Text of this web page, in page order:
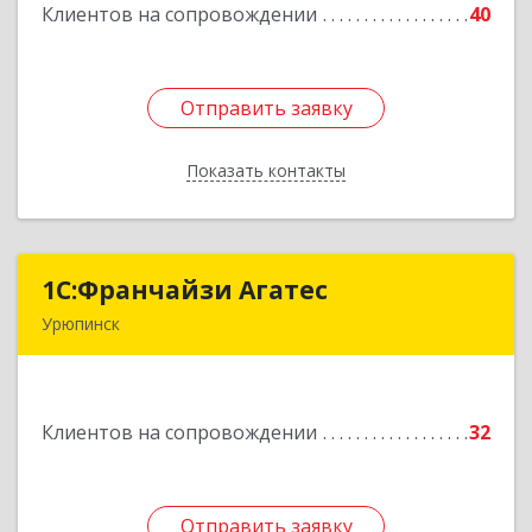
Клиентов на сопровождении 40
Отправить заявку
Показать контакты
Подробнее
Отправить заявку
Назад
1С:Франчайзи Агатес
Урюпинск
Клиентов на сопровождении 32
Отправить заявку
1С:Франчайзи Агатес
Подробнее
Отправить заявку